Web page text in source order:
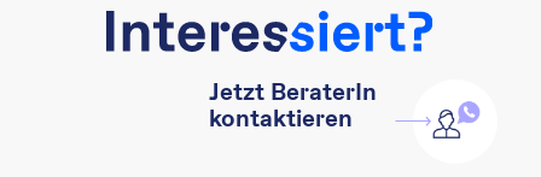
Jetzt BeraterIn
kontaktieren